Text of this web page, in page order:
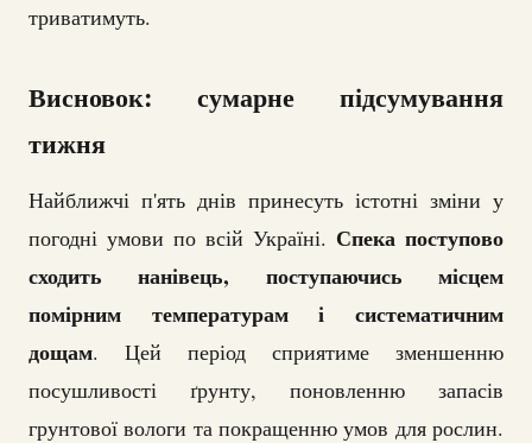
триватимуть.
Висновок: сумарне підсумування
тижня
Найближчі п'ять днів принесуть істотні зміни у
погодні умови по всій Україні. Спека поступово
сходить нанівець, поступаючись місцем
помірним температурам і систематичним
дощам. Цей період сприятиме зменшенню
посушливості ґрунту, поновленню запасів
грунтової вологи та покращенню умов для рослин.